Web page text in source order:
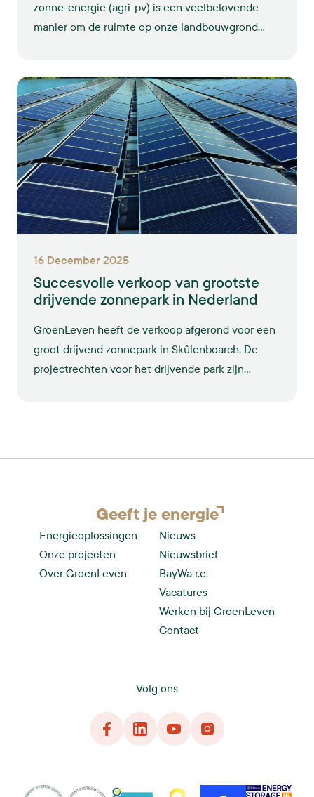
zonne-energie (agri-pv) is een veelbelovende
manier om de ruimte op onze landbouwgrond
al ervaring opgedaan met projecten met fruitteelt
onder zonne-installaties, maar het potentieel
reikt verder, vooral als we leren van succesvolle
internationale cases.
16 December 2025
Succesvolle verkoop van grootste
drijvende zonnepark in Nederland
GroenLeven heeft de verkoop afgerond voor een
groot drijvend zonnepark in Skûlenboarch. De
projectrechten voor het drijvende park zijn
Geeft je energie
Energieoplossingen
Onze projecten
Over GroenLeven
Nieuws
Nieuwsbrief
BayWa r.e.
Vacatures
Werken bij GroenLeven
Contact
Volg ons
FacebookLinkedInYouTubeInstagram
DNG VCA InstallQ Holland SolarNedZero Energy